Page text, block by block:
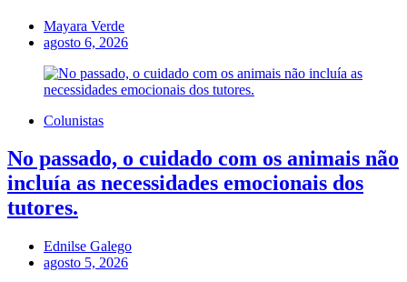
Mayara Verde
agosto 6, 2026
Colunistas
No passado, o cuidado com os animais não
incluía as necessidades emocionais dos
tutores.
Ednilse Galego
agosto 5, 2026